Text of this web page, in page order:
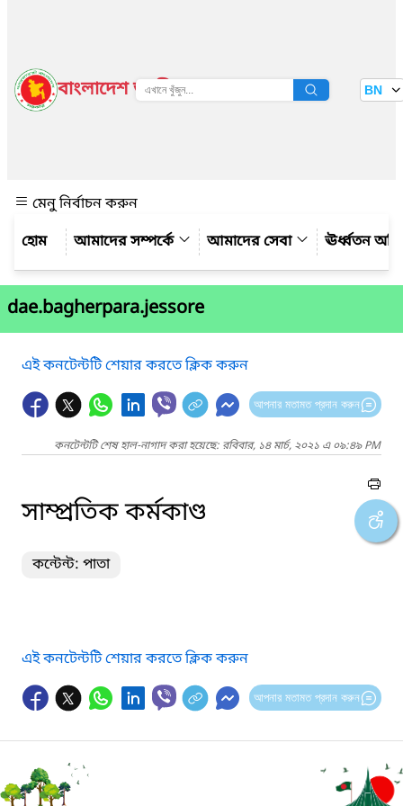
বাংলাদেশ জাতীয় তথ্য বাতায়ন BN
মেনু নির্বাচন করুন
আমাদের সম্পর্কে
আমাদের সেবা ঊর্ধ্বতন
dae.bagherpara.jessore
এই কনটেন্টটি শেয়ার করতে ক্লিক করুন
আপনার মতামত প্রদান করুন
কনটেন্টটি শেষ হাল-নাগাদ করা হয়েছে: রবিবার, ১৪ মার্চ, ২০২১ এ ০৯:৪৯ PM
সাম্প্রতিক কর্মকাণ্ড
কন্টেন্ট: পাতা
এই কনটেন্টটি শেয়ার করতে ক্লিক করুন
আপনার মতামত প্রদান করুন